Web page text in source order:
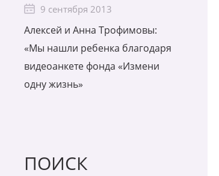
9 сентября 2013
Алексей и Анна Трофимовы:
«Мы нашли ребенка благодаря
видеоанкете фонда «Измени
одну жизнь»
ПОИСК